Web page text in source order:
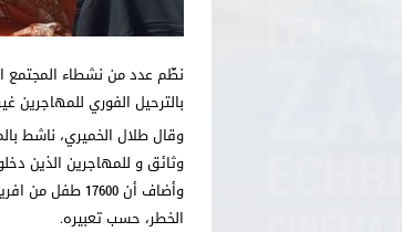
نظّم عدد من نشطاء المجتمع
بالترحيل الفوري للمهاجرين
وقال طلال الخميري، ناشط
وثائق و للمهاجرين الذين
وأضاف أن
الخطر، حسب تعبيره.